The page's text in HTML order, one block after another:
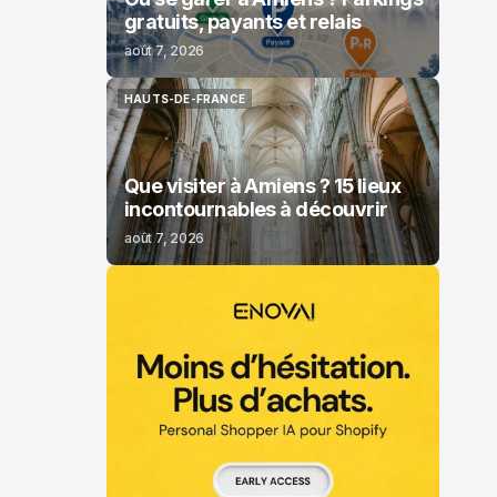
gratuits, payants et relais
août 7, 2026
HAUTS-DE-FRANCE
HAUTS-DE-FRANCE
Que visiter à Amiens ? 15 lieux
incontournables à découvrir
août 7, 2026